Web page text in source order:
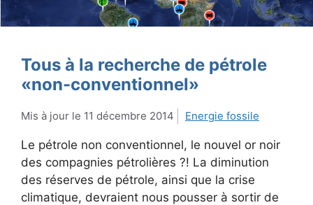
Tous à la recherche de pétrole
«non-conventionnel»
11 décembre 2014 Energie fossile
Le pétrole non conventionnel, le nouvel or noir
des compagnies pétrolières ?! La diminution
des réserves de pétrole, ainsi que la crise
climatique, devraient nous pousser à sortir de